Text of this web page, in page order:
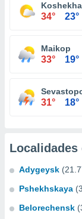
34° 23°
Maikop
33° 19°
31° 18°
Localidades
Adygeysk
Pshekhskaya
Belorechensk